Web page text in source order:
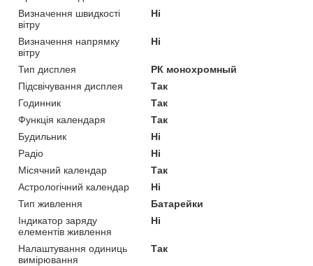
Визначення швидкості
вітру
Ні
Визначення напрямку
вітру
Ні
Тип дисплея
РК монохромный
Підсвічування дисплея
Так
Годинник
Так
Функція календаря
Так
Будильник
Ні
Радіо
Ні
Місячний календар
Так
Астрологічний календар
Ні
Тип живлення
Батарейки
Індикатор заряду
елементів живлення
Ні
Налаштування одиниць
вимірювання
Так